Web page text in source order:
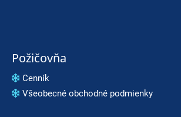
Požičovňa
Cenník
Všeobecné obchodné podmienky